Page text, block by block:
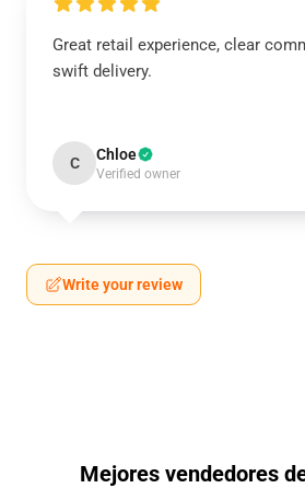
Great retail experience, clear
swift delivery.
C Chloe
Verified owner
Write your review
Mejores vendedores